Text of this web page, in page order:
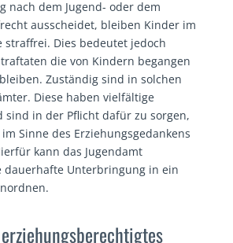
nach dem Jugend- oder dem
ausscheidet, bleiben Kinder im
straffrei. Dies bedeutet jedoch
die von Kindern begangen
Zuständig sind in solchen
Diese haben vielfältige
sind in der Pflicht dafür zu sorgen,
Sinne des Erziehungsgedankens
kann das Jugendamt
dauerhafte Unterbringung in ein